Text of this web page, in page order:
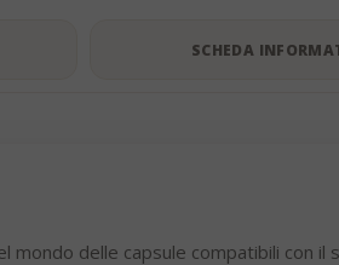
mondo delle capsule compatibili con
SCHEDA